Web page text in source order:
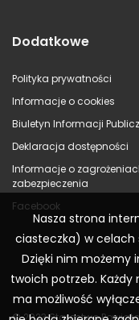
Dodatkowe
Polityka prywatności
Informacje o cookies
Biuletyn Informacji
Deklaracja dostępności
Informacje o
zabezpieczenia
Facebook
© 2023 Starostwo
Nasza strona
ciasteczka) w
Dzięki nim możemy
twoich potrzeb.
ma możliwość